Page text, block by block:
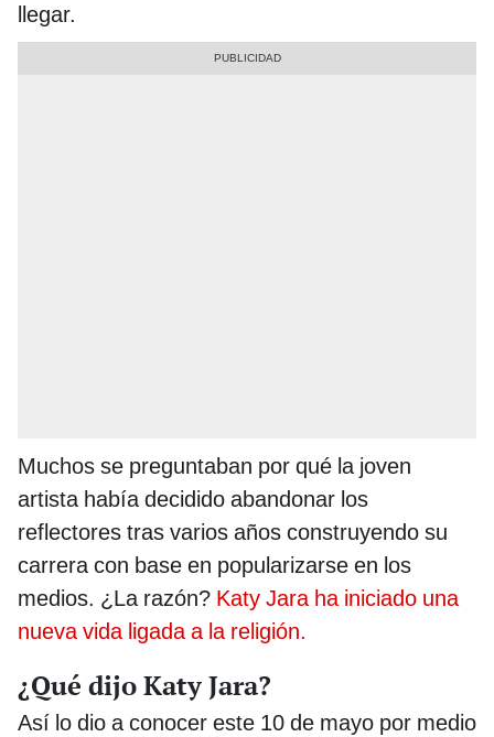
llegar.
Muchos se preguntaban por qué la joven
artista había decidido abandonar los
reflectores tras varios años construyendo su
carrera con base en popularizarse en los
medios. ¿La razón? Katy Jara ha iniciado una
nueva vida ligada a la religión.
¿Qué dijo Katy Jara?
Así lo dio a conocer este 10 de mayo por medio